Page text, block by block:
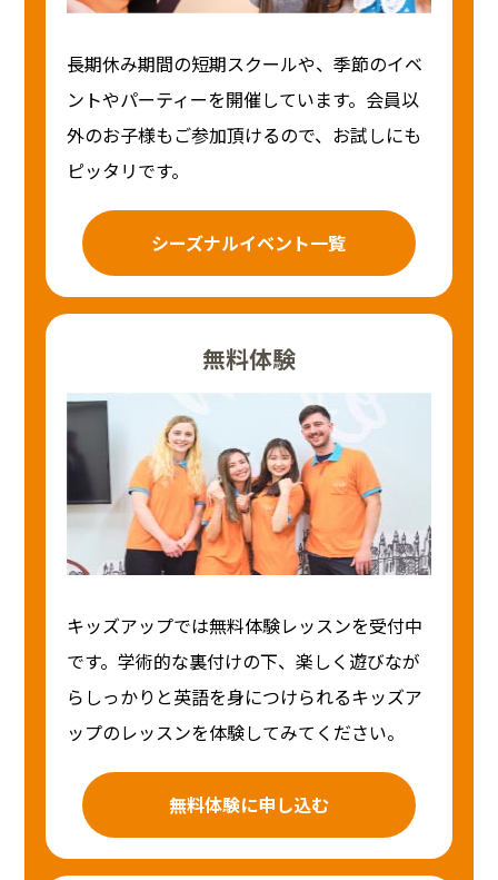
長期休み期間の短期スクールや、季節のイベ
ントやパーティーを開催しています。会員以
外のお子様もご参加頂けるので、お試しにも
ピッタリです。
シーズナルイベント一覧
無料体験
キッズアップでは無料体験レッスンを受付中
です。学術的な裏付けの下、楽しく遊びなが
らしっかりと英語を身につけられるキッズア
ップのレッスンを体験してみてください。
無料体験に申し込む